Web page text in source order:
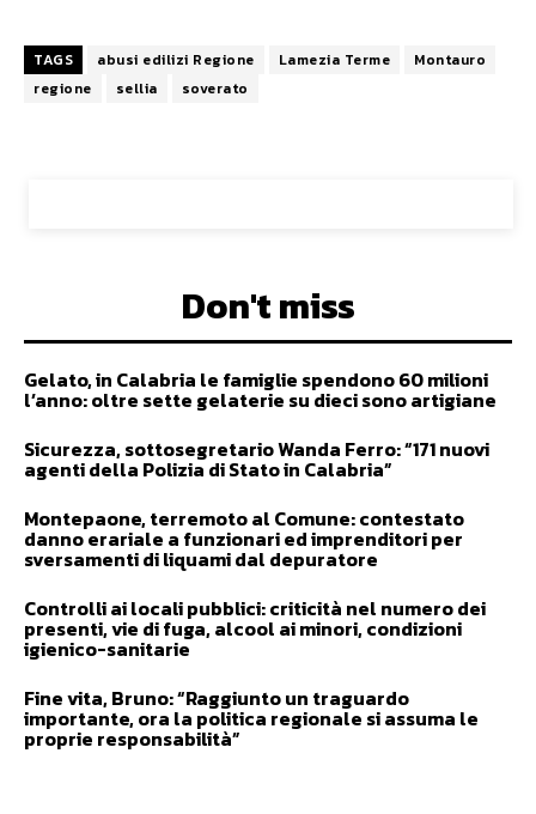
TAGS abusi edilizi Regione Lamezia Terme
Montauro
regione
sellia soverato
Don't miss
Gelato, in Calabria le famiglie spendono 60 milioni
l’anno: oltre sette gelaterie su dieci sono artigiane
Sicurezza, sottosegretario Wanda Ferro: “171 nuovi
agenti della Polizia di Stato in Calabria”
Montepaone, terremoto al Comune: contestato
danno erariale a funzionari ed imprenditori per
sversamenti di liquami dal depuratore
Controlli ai locali pubblici: criticità nel numero dei
presenti, vie di fuga, alcool ai minori, condizioni
igienico-sanitarie
Fine vita, Bruno: “Raggiunto un traguardo
importante, ora la politica regionale si assuma le
proprie responsabilità”